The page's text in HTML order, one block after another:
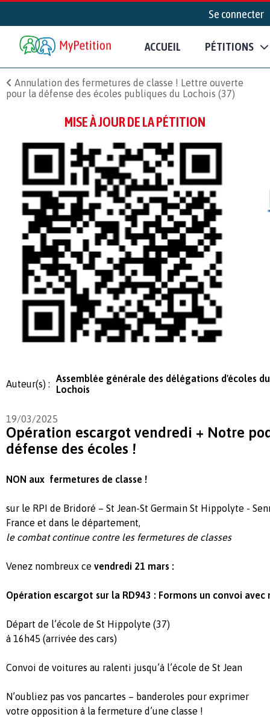
Se connecter
ACCUEIL PÉTITIONS
Annulation des fermetures de classe ! Lettre ouverte
pour la défense des écoles publiques du Lochois (37)
MISE À JOUR DE LA PÉTITION
Auteur(s) :
Assemblée générale des délégations d'écoles du
Lochois
19/03/2025
Opération escargot vendredi + Notre
défense des écoles !
NON aux fermetures de classe !
sur le RPI de Bridoré – St Jean-St Germain St Hippolyte -
France et dans le département,
le combat continue contre les fermetures de classes
Venez nombreux ce vendredi 21 mars :
Opération escargot sur la RD943 : Formons un convoi avec
Départ de l’école de St Hippolyte (37)
à 16h45 (arrivée des cars)
Convoi de voitures au ralenti jusqu’à l’école de St Jean
N’oubliez pas vos pancartes – banderoles pour exprimer
votre opposition à la fermeture d’une classe !